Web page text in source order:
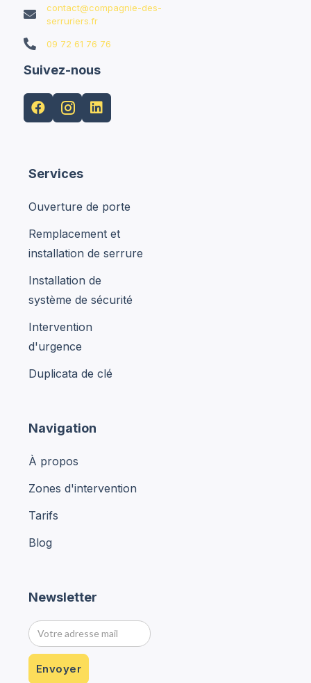

contact@compagnie-des-
serruriers.fr
 09 72 61 76 76
Suivez-nous
 
Services
Ouverture de porte
Remplacement et
installation de serrure
Installation de
système de sécurité
Intervention
d'urgence
Duplicata de clé
Navigation
À propos
Zones d'intervention
Tarifs
Blog
Newsletter